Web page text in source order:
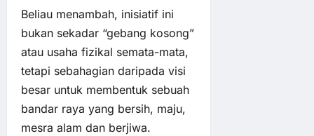
Beliau menambah, inisiatif ini
bukan sekadar “gebang kosong”
atau usaha fizikal semata-mata,
tetapi sebahagian daripada visi
besar untuk membentuk sebuah
bandar raya yang bersih, maju,
mesra alam dan berjiwa.